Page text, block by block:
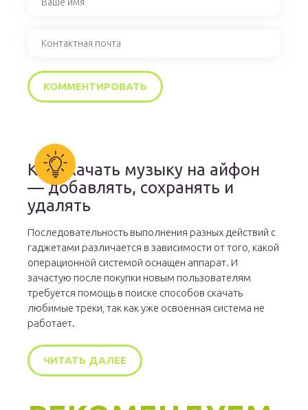
Как скачать музыку на айфон
— добавлять, сохранять и
удалять
Последовательность выполнения разных действий с
гаджетами различается в зависимости от того, какой
операционной системой оснащен аппарат. И
зачастую после покупки новым пользователям
требуется помощь в поиске способов скачать
любимые треки, так как уже освоенная система не
работает.
ЧИТАТЬ ДАЛЕЕ